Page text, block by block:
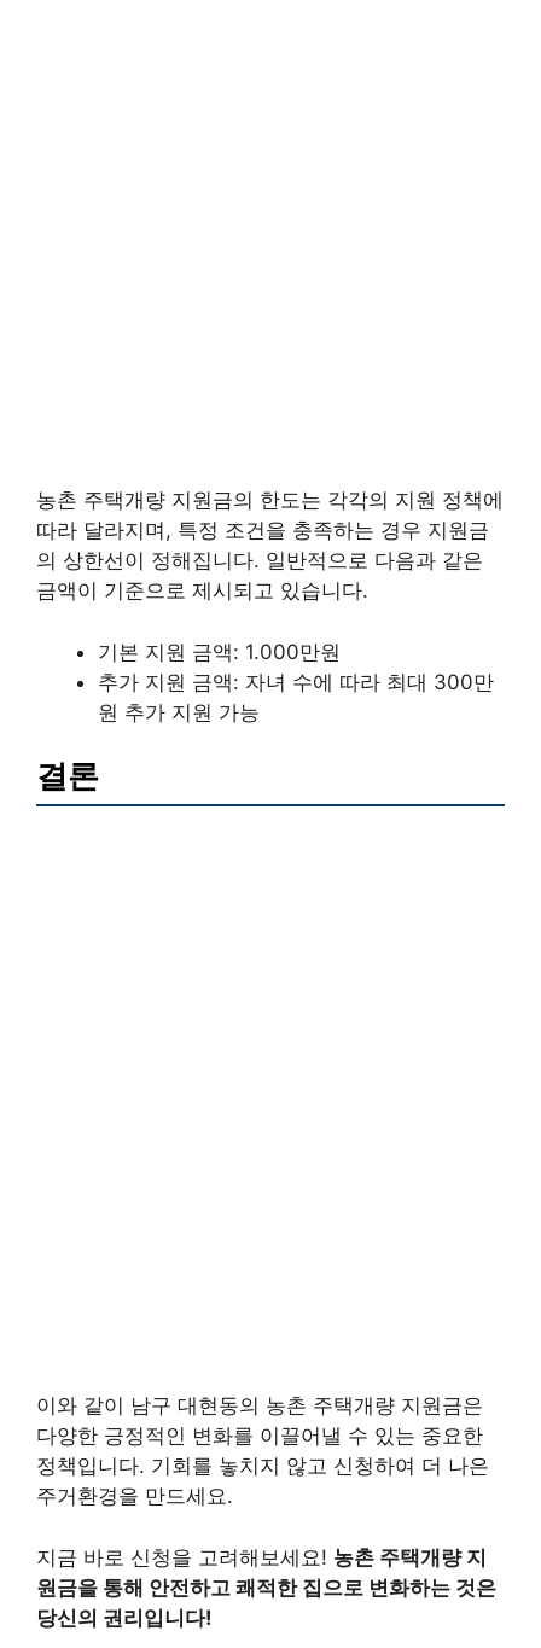
농촌 주택개량 지원금의 한도는 각각의 지원 정책에
따라 달라지며, 특정 조건을 충족하는 경우 지원금
의 상한선이 정해집니다. 일반적으로 다음과 같은
금액이 기준으로 제시되고 있습니다.
기본 지원 금액: 1.000만원
추가 지원 금액: 자녀 수에 따라 최대 300만
원 추가 지원 가능
결론
이와 같이 남구 대현동의 농촌 주택개량 지원금은
다양한 긍정적인 변화를 이끌어낼 수 있는 중요한
정책입니다. 기회를 놓치지 않고 신청하여 더 나은
주거환경을 만드세요.
지금 바로 신청을 고려해보세요! 농촌 주택개량 지
원금을 통해 안전하고 쾌적한 집으로 변화하는 것은
당신의 권리입니다!